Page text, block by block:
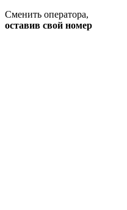
Сменить оператора,
оставив свой номер